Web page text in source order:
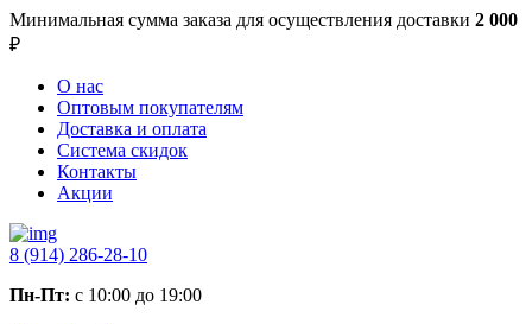
Минимальная сумма заказа для осуществления доставки 2 000
₽
О нас
Оптовым покупателям
Доставка и оплата
Система скидок
Контакты
Акции
8 (914) 286-28-10
Пн-Пт: с 10:00 до 19:00